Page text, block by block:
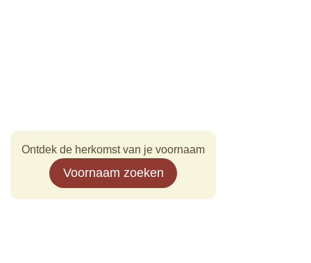
Ontdek de herkomst van je voornaam
Voornaam zoeken